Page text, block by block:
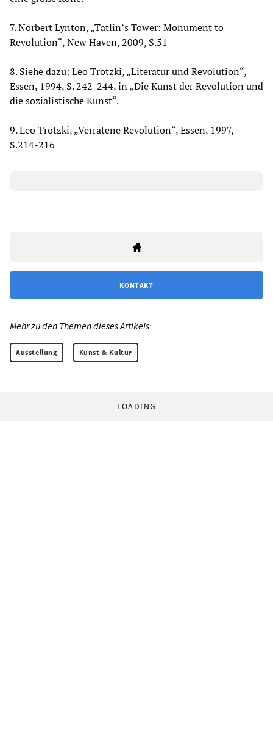
7. Norbert Lynton, „Tatlin’s Tower: Monument to
Revolution“, New Haven, 2009, S.51
8. Siehe dazu: Leo Trotzki, „Literatur und Revolution“,
Essen, 1994, S. 242-244, in „Die Kunst der Revolution und
die sozialistische Kunst“.
9. Leo Trotzki, „Verratene Revolution“, Essen, 1997,
S.214-216
KONTAKT
Mehr zu den Themen dieses Artikels:
Ausstellung Kunst & Kultur
LOADING